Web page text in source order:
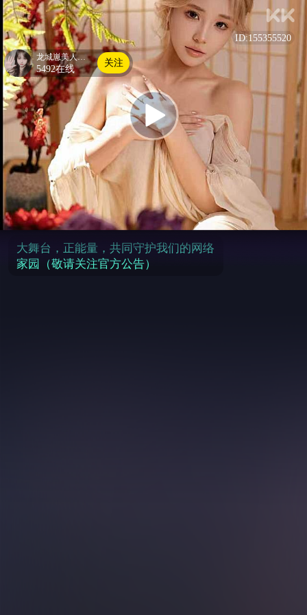
龙城崽美人好饿
5492在线
关注
ID:155355520
大舞台，正能量，共同守护我们的网络
家园（敬请关注官方公告）